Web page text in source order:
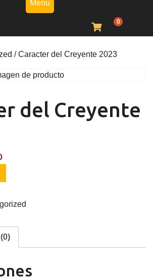
Menu
0
/ Caracter del Creyente 2023
del Creyente
El
actual
$100.00.